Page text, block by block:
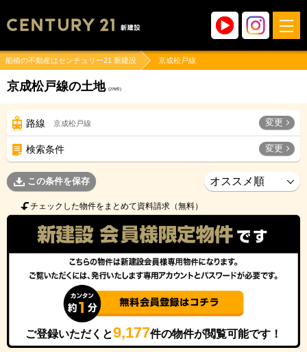
船橋の不動産はセンチュリー21 新建設 京成松戸線
京成松戸線の土地 (276件)
路線 京成松戸線 変更
検索条件 変更
この条件を保存
チェックした物件をまとめて資料請求（無料）
ご登録いただくと9,177件の物件が閲覧可能です！